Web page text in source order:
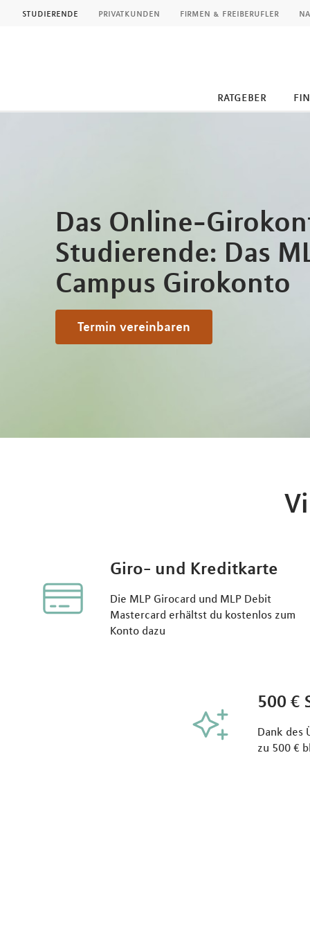
studierende privatkunden firmen & freiberufler
ratgeber
Das Online-
Studierende: Das
Campus Girokonto
Termin vereinbaren
Giro- und Kreditkarte
Die MLP Girocard und MLP Debit
Mastercard erhältst du kostenlos zum
Konto dazu
500 €
Dank des
zu 500 €